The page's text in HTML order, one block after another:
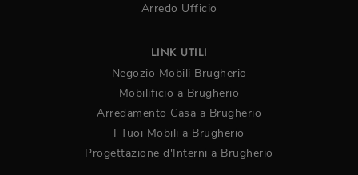
Arredo Ufficio
LINK UTILI
Negozio Mobili Brugherio
Mobilificio a Brugherio
Arredamento Casa a Brugherio
I Tuoi Mobili a Brugherio
Progettazione d'Interni a Brugherio